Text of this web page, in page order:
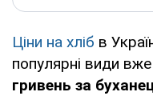
Ціни на хліб в
популярні види вже
гривень за